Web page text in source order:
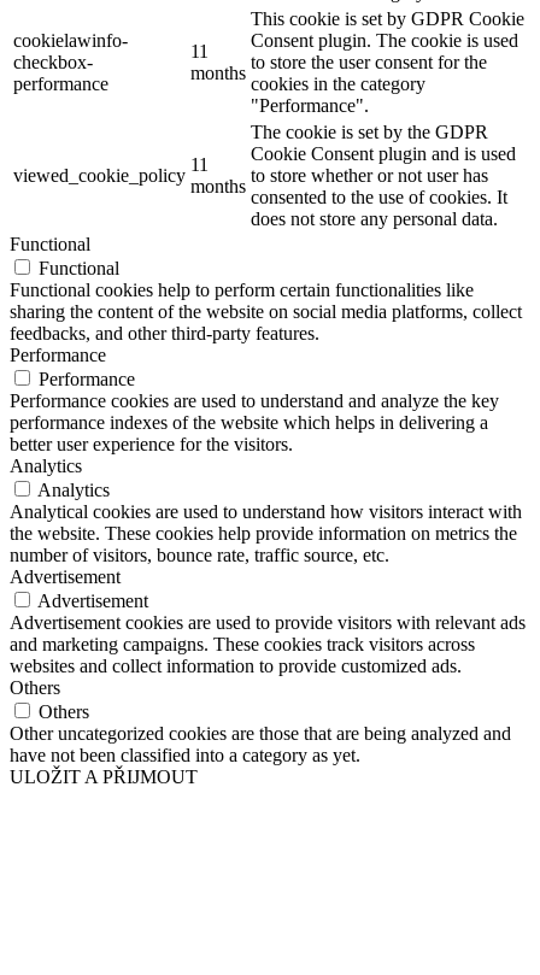
cookielawinfo-
checkbox-
performance
11
months
This cookie is set by GDPR Cookie
Consent plugin. The cookie is used
to store the user consent for the
cookies in the category
"Performance".
viewed_cookie_policy
11
months
The cookie is set by the GDPR
Cookie Consent plugin and is used
to store whether or not user has
consented to the use of cookies. It
does not store any personal data.
Functional
Functional
Functional cookies help to perform certain functionalities like
sharing the content of the website on social media platforms, collect
feedbacks, and other third-party features.
Performance
Performance
Performance cookies are used to understand and analyze the key
performance indexes of the website which helps in delivering a
better user experience for the visitors.
Analytics
Analytics
Analytical cookies are used to understand how visitors interact with
the website. These cookies help provide information on metrics the
number of visitors, bounce rate, traffic source, etc.
Advertisement
Advertisement
Advertisement cookies are used to provide visitors with relevant ads
and marketing campaigns. These cookies track visitors across
websites and collect information to provide customized ads.
Others
Others
Other uncategorized cookies are those that are being analyzed and
have not been classified into a category as yet.
ULOŽIT A PŘIJMOUT